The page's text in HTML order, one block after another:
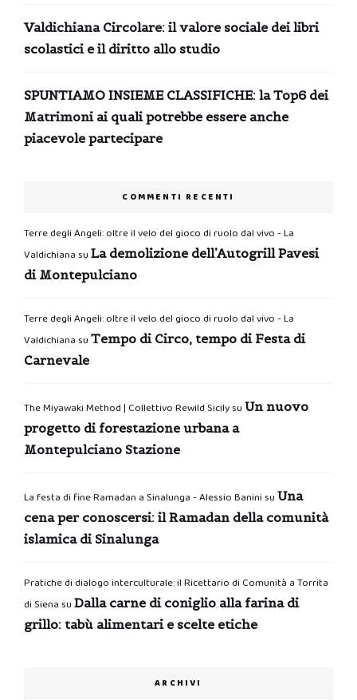
Valdichiana Circolare: il valore sociale dei libri
scolastici e il diritto allo studio
SPUNTIAMO INSIEME CLASSIFICHE: la Top6 dei
Matrimoni ai quali potrebbe essere anche
piacevole partecipare
COMMENTI RECENTI
Terre degli Angeli: oltre il velo del gioco di ruolo dal vivo - La
Valdichiana su La demolizione dell’Autogrill Pavesi
di Montepulciano
Terre degli Angeli: oltre il velo del gioco di ruolo dal vivo - La
Valdichiana su Tempo di Circo, tempo di Festa di
Carnevale
The Miyawaki Method | Collettivo Rewild Sicilysu Un nuovo
progetto di forestazione urbana a
Montepulciano Stazione
La festa di fine Ramadan a Sinalunga - Alessio Banini su Una
cena per conoscersi: il Ramadan della comunità
islamica di Sinalunga
Pratiche di dialogo interculturale: il Ricettario di Comunità a Torrita
di Siena su Dalla carne di coniglio alla farina di
grillo: tabù alimentari e scelte etiche
ARCHIVI